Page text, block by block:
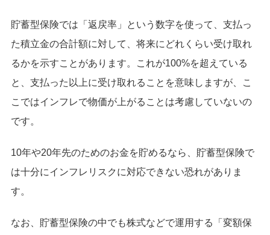
貯蓄型保険では「返戻率」という数字を使って、支払っ
た積立金の合計額に対して、将来にどれくらい受け取れ
るかを示すことがあります。これが100%を超えている
と、支払った以上に受け取れることを意味しますが、こ
こではインフレで物価が上がることは考慮していないの
です。
10年や20年先のためのお金を貯めるなら、貯蓄型保険で
は十分にインフレリスクに対応できない恐れがありま
す。
なお、貯蓄型保険の中でも株式などで運用する「変額保